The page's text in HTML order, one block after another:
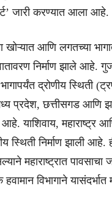
जारी करण्यात आला आहे.
खोऱ्यात आणि लगतच्या
निर्माण झाले आहे.
द्रोणीय स्थिती
प्रदेश, छत्तीसगड आणि
याशिवाय, महाराष्ट्र
स्थिती निर्माण झाली आहे.
महाराष्ट्रात पावसाचा
विभागाने यासंदर्भात